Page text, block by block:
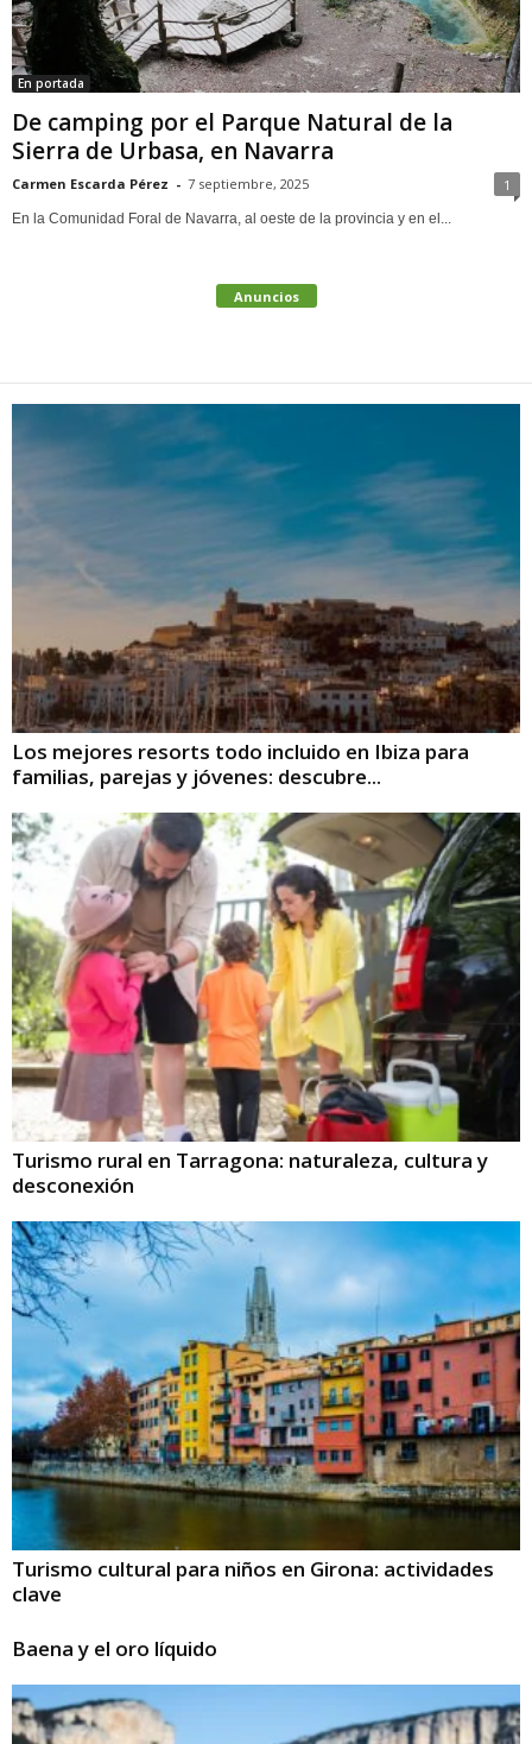
En portada
De camping por el Parque Natural de la
Sierra de Urbasa, en Navarra
Carmen Escarda Pérez - 7 septiembre, 2025 1
En la Comunidad Foral de Navarra, al oeste de la provincia y en el...
Anuncios
Los mejores resorts todo incluido en Ibiza para
familias, parejas y jóvenes: descubre...
Turismo rural en Tarragona: naturaleza, cultura y
desconexión
Turismo cultural para niños en Girona: actividades
clave
Baena y el oro líquido